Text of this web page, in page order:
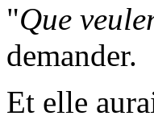
"Que
demander.
Et elle